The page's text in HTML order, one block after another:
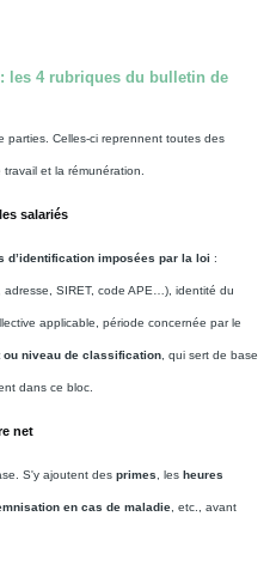
les 4 rubriques du bulletin de
Celles-ci reprennent toutes des
et la rémunération.
salariés
d’identification imposées par la loi :
adresse, SIRET, code APE…), identité du
applicable, période concernée par le
ou niveau de classification , qui sert de base
dans ce bloc.
net
S'y ajoutent des primes , les heures
en cas de maladie , etc., avant